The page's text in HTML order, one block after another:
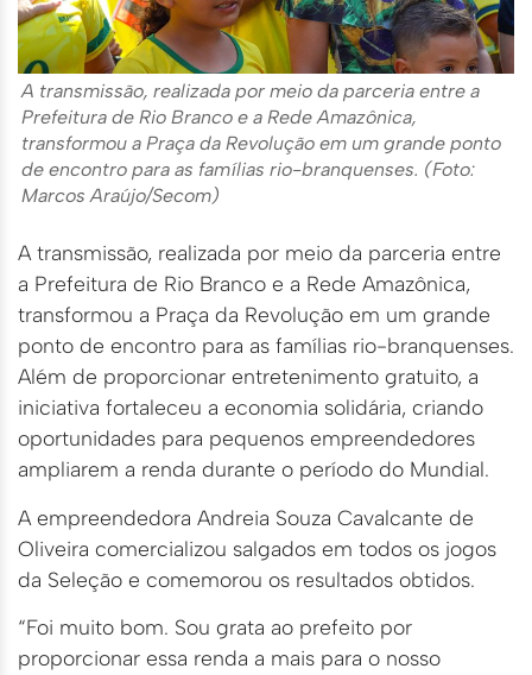
A transmissão, realizada por meio da parceria entre a
Prefeitura de Rio Branco e a Rede Amazônica,
transformou a Praça da Revolução em um grande ponto
de encontro para as famílias rio-branquenses. (Foto:
Marcos Araújo/Secom)
A transmissão, realizada por meio da parceria entre
a Prefeitura de Rio Branco e a Rede Amazônica,
transformou a Praça da Revolução em um grande
ponto de encontro para as famílias rio-branquenses.
Além de proporcionar entretenimento gratuito, a
iniciativa fortaleceu a economia solidária, criando
oportunidades para pequenos empreendedores
ampliarem a renda durante o período do Mundial.
A empreendedora Andreia Souza Cavalcante de
Oliveira comercializou salgados em todos os jogos
da Seleção e comemorou os resultados obtidos.
“Foi muito bom. Sou grata ao prefeito por
proporcionar essa renda a mais para o nosso